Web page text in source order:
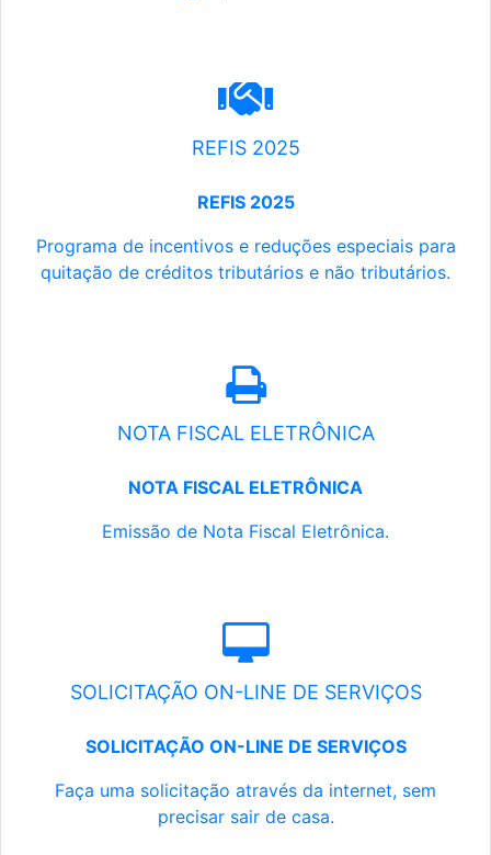
REFIS 2025
REFIS 2025
Programa de incentivos e reduções especiais para
quitação de créditos tributários e não tributários.
NOTA FISCAL ELETRÔNICA
NOTA FISCAL ELETRÔNICA
Emissão de Nota Fiscal Eletrônica.
SOLICITAÇÃO ON-LINE DE SERVIÇOS
SOLICITAÇÃO ON-LINE DE SERVIÇOS
Faça uma solicitação através da internet, sem
precisar sair de casa.